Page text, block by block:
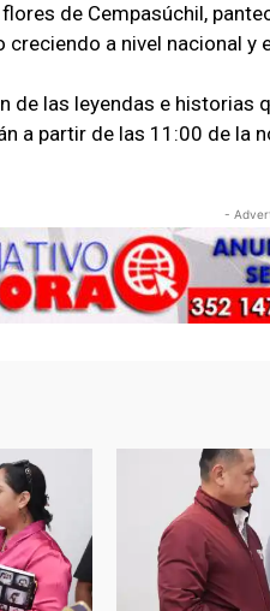
de Cempasúchil,
creciendo a nivel nacional y
de las leyendas e historias
a partir de las 11:00 de la
-